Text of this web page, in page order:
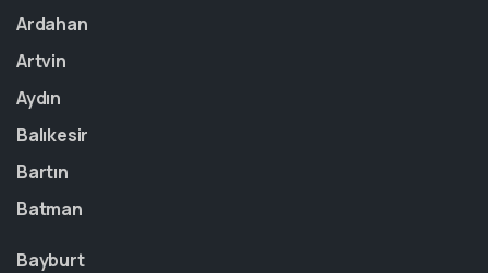
Ardahan
Artvin
Aydın
Balıkesir
Bartın
Batman
Bayburt